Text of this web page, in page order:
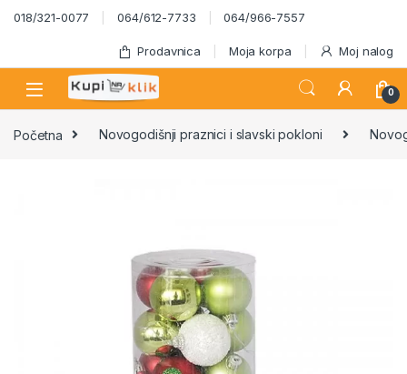
Skip to navigation
Skip to content
018/321-0077 064/612-7733 064/966-7557
Prodavnica Moja korpa Moj nalog
0
Početna Novogodišnji praznici i slavski pokloni